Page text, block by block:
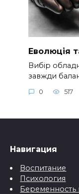
Еволюція
Вибір
завжди
0 517
Навигация
Воспитание
Психология